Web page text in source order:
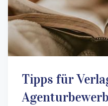
Tipps für